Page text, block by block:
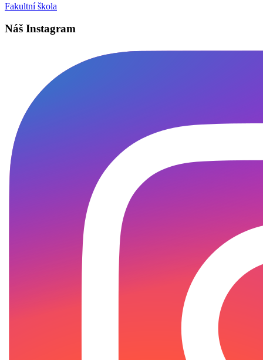
Fakultní škola
Náš Instagram